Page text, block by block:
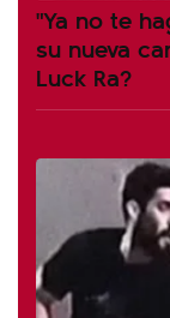
"Ya no te
su nueva
Luck Ra?